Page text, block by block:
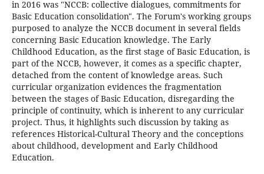
in 2016 was "NCCB: collective dialogues, commitments for
Basic Education consolidation". The Forum's working groups
purposed to analyze the NCCB document in several fields
concerning Basic Education knowledge. The Early
Childhood Education, as the first stage of Basic Education, is
part of the NCCB, however, it comes as a specific chapter,
detached from the content of knowledge areas. Such
curricular organization evidences the fragmentation
between the stages of Basic Education, disregarding the
principle of continuity, which is inherent to any curricular
project. Thus, it highlights such discussion by taking as
references Historical-Cultural Theory and the conceptions
about childhood, development and Early Childhood
Education.